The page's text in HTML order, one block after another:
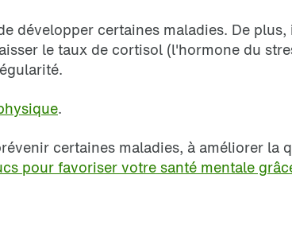
développer certaines maladies. De
le taux de cortisol (l'hormone du
.
certaines maladies, à améliorer
pour favoriser votre santé mentale